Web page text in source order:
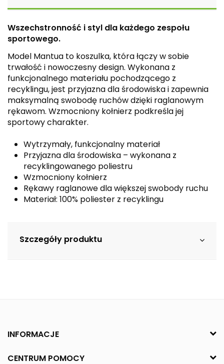
Wszechstronność i styl dla każdego zespołu
sportowego.
Model Mantua to koszulka, która łączy w sobie
trwałość i nowoczesny design. Wykonana z
funkcjonalnego materiału pochodzącego z
recyklingu, jest przyjazna dla środowiska i zapewnia
maksymalną swobodę ruchów dzięki raglanowym
rękawom. Wzmocniony kołnierz podkreśla jej
sportowy charakter.
Wytrzymały, funkcjonalny materiał
Przyjazna dla środowiska – wykonana z
recyklingowanego poliestru
Wzmocniony kołnierz
Rękawy raglanowe dla większej swobody ruchu
Materiał: 100% poliester z recyklingu
Szczegóły produktu
INFORMACJE
CENTRUM POMOCY